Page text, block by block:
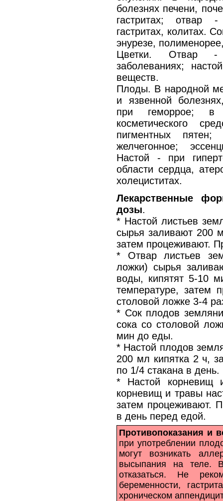
болезнях печени,
гастритах; отвар
гастритах, колитах.
энурезе,
Цветки. Отвар -
заболеваниях;
веществ.
Плоды. В народной
и язвенной
при геморрое; в
косметического
пигментных пятен;
желчегонное;
Настой - при
области сердца,
холециститах.
Лекарственные
дозы.
* Настой листьев
сырья заливают 200
затем процеживают.
* Отвар листьев
ложки) сырья
воды, кипятят 5-10
температуре, затем
столовой ложке 3-4
* Сок плодов
сока со столовой
мин до еды.
* Настой плодов
200 мл кипятка 2 ч,
по 1/4 стакана в день.
* Настой корневищ
корневищ и травы
затем процеживают.
в день перед едой.
Противопоказания и
при употреблении
могут возникать
высыпания на теле.
отказаться. Не
беременности,
хроническом